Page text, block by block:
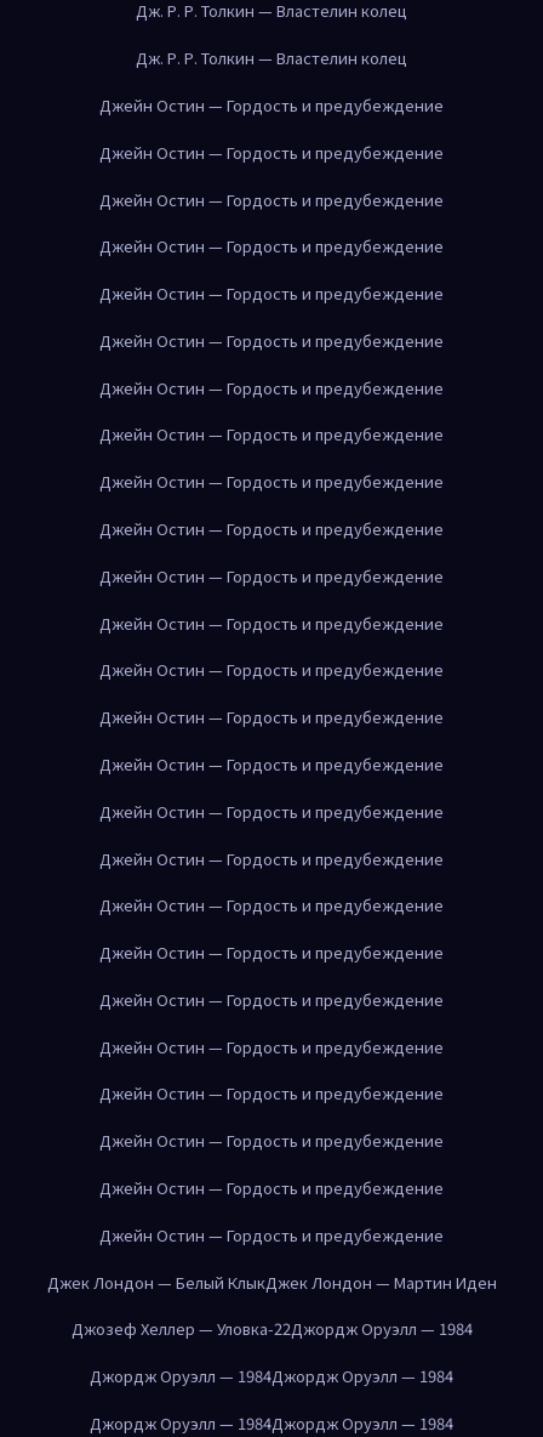
Дж. Р. Р. Толкин — Властелин колец
Дж. Р. Р. Толкин — Властелин колец
Джейн Остин — Гордость и предубеждение
Джейн Остин — Гордость и предубеждение
Джейн Остин — Гордость и предубеждение
Джейн Остин — Гордость и предубеждение
Джейн Остин — Гордость и предубеждение
Джейн Остин — Гордость и предубеждение
Джейн Остин — Гордость и предубеждение
Джейн Остин — Гордость и предубеждение
Джейн Остин — Гордость и предубеждение
Джейн Остин — Гордость и предубеждение
Джейн Остин — Гордость и предубеждение
Джейн Остин — Гордость и предубеждение
Джейн Остин — Гордость и предубеждение
Джейн Остин — Гордость и предубеждение
Джейн Остин — Гордость и предубеждение
Джейн Остин — Гордость и предубеждение
Джейн Остин — Гордость и предубеждение
Джейн Остин — Гордость и предубеждение
Джейн Остин — Гордость и предубеждение
Джейн Остин — Гордость и предубеждение
Джейн Остин — Гордость и предубеждение
Джейн Остин — Гордость и предубеждение
Джейн Остин — Гордость и предубеждение
Джейн Остин — Гордость и предубеждение
Джейн Остин — Гордость и предубеждение
Джек Лондон — Белый КлыкДжек Лондон — Мартин Иден
Джозеф Хеллер — Уловка-22Джордж Оруэлл — 1984
Джордж Оруэлл — 1984Джордж Оруэлл — 1984
Джордж Оруэлл — 1984Джордж Оруэлл — 1984